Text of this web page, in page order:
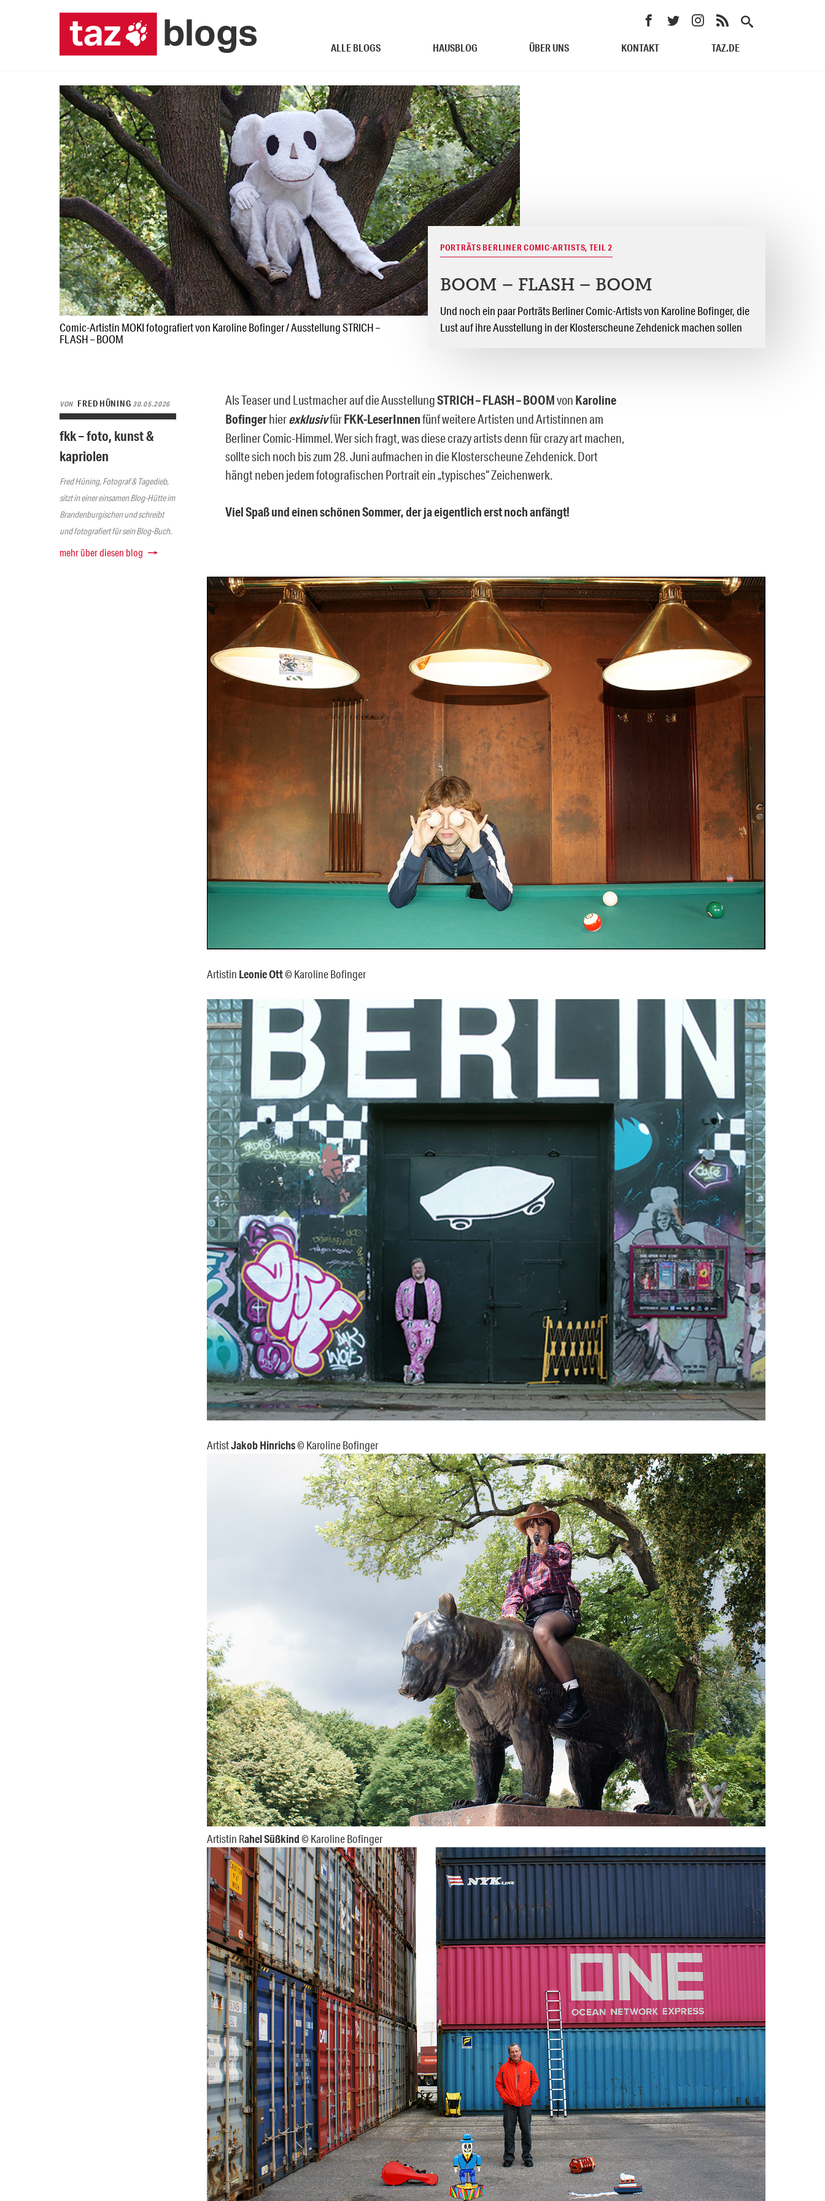
ALLE BLOGS HAUSBLOG ÜBER UNS KONTAKT TAZ.DE
Comic-Artistin MOKI fotografiert von Karoline Bofinger / Ausstellung STRICH –
FLASH – BOOM
PORTRÄTS BERLINER COMIC-ARTISTS, TEIL 2
BOOM – FLASH – BOOM
Und noch ein paar Porträts Berliner Comic-Artists von Karoline Bofinger, die
Lust auf ihre Ausstellung in der Klosterscheune Zehdenick machen sollen
VON FRED HÜNING 30.05.2026
fkk – foto, kunst &
kapriolen
Fred Hüning, Fotograf & Tagedieb,
sitzt in einer einsamen Blog-Hütte im
Brandenburgischen und schreibt
und fotografiert für sein Blog-Buch.
mehr über diesen blog
Als Teaser und Lustmacher auf die AusstellungSTRICH – FLASH – BOOMvon Karoline
BofingerhierexklusivfürFKK-LeserInnenfünf weitere Artisten und Artistinnen am
Berliner Comic-Himmel. Wer sich fragt, was diese crazy artists denn für crazy art machen,
sollte sich noch bis zum 28. Juni aufmachen in die Klosterscheune Zehdenick. Dort
hängt neben jedem fotografischen Portrait ein „typisches“ Zeichenwerk.
Viel Spaß und einen schönen Sommer, der ja eigentlich erst noch anfängt!
Artistin Leonie Ott© Karoline Bofinger
ArtistJakob Hinrichs© Karoline Bofinger
Artistin Rahel Süßkind© Karoline Bofinger